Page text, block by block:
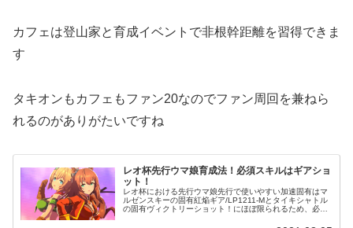
カフェは登山家と育成イベントで非根幹距離を習得できま
す
タキオンもカフェもファン20なのでファン周回を兼ねら
れるのがありがたいですね
レオ杯先行ウマ娘育成法！必須スキルはギアショ
ット！
レオ杯における先行ウマ娘先行で使いやすい加速固有はマ
ルゼンスキーの固有紅焔ギア/LP1211-Mとタイキシャトル
の固有ヴィクトリーショット！にほぼ限られるため、必ず